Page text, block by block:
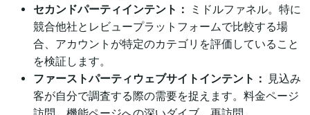
セカンドパーティインテント：
ミドルファネル。特に
競合他社とレビュープラットフォームで比較する場
合、アカウントが特定のカテゴリを評価していること
を検証します。
ファーストパーティウェブサイトインテント：
見込み
客が自分で調査する際の需要を捉えます。料金ページ